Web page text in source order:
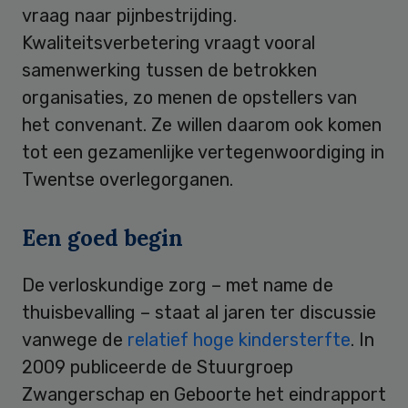
vraag naar pijnbestrijding.
Kwaliteitsverbetering vraagt vooral
samenwerking tussen de betrokken
organisaties, zo menen de opstellers van
het convenant. Ze willen daarom ook komen
tot een gezamenlijke vertegenwoordiging in
Twentse overlegorganen.
Een goed begin
De verloskundige zorg – met name de
thuisbevalling – staat al jaren ter discussie
vanwege de relatief hoge kindersterfte. In
2009 publiceerde de Stuurgroep
Zwangerschap en Geboorte het eindrapport